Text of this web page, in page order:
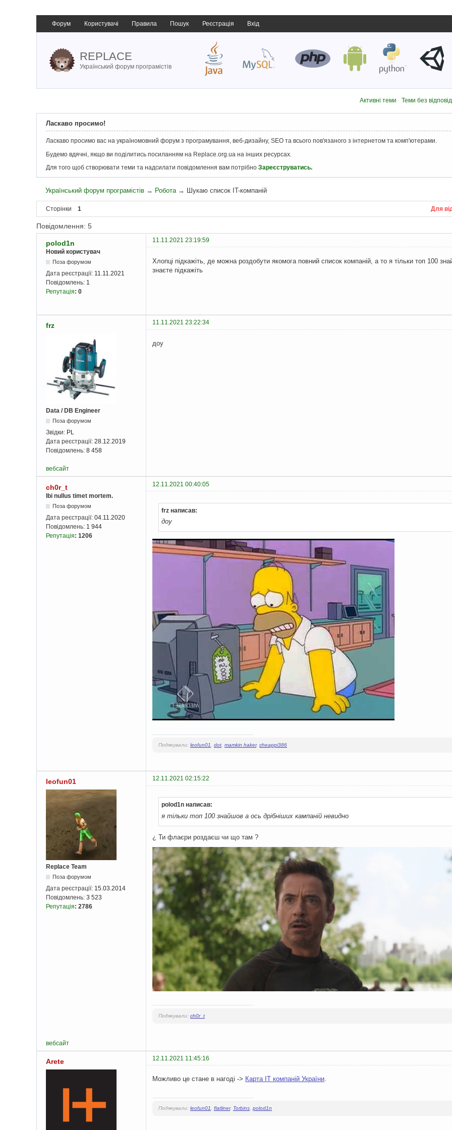
Форум Користувачі Правила Пошук Реєстрація Вхід
REPLACE
Український форум програмістів
Активні теми Теми без
Ласкаво просимо!
Ласкаво просимо вас на україномовний форум з програмування, веб-дизайну, SEO та всього пов'язаного з інтернетом та комп'ютерами.
Будемо вдячні, якщо ви поділитись посиланням на Replace.org.ua на інших ресурсах.
Для того щоб створювати теми та надсилати повідомлення вам потрібно Зареєструватись.
Український форум програмістів → Робота → Шукаю список IT-компаній
Сторінки 1 Для
Повідомлення: 5
polod1n
11.11.2021 23:19:59
Новий користувач
Поза форумом
Дата реєстрації: 11.11.2021
Повідомлень: 1
Репутація: 0
Хлопці підкажіть, де можна роздобути якомога повний список компаній, а то я тільки топ 100
знаєте підкажіть
frz 11.11.2021 23:22:34
Data / DB Engineer
Поза форумом
Звідки: PL
Дата реєстрації: 28.12.2019
Повідомлень: 8 458
доу
вебсайт
ch0r_t
12.11.2021 00:40:05
Ibi nullus timet mortem.
Поза форумом
Дата реєстрації: 04.11.2020
Повідомлень: 1 944
Репутація: 1206
frz написав:
доу
Подякували: leofun01, dot, mamkin haker, cheappi386
leofun01 12.11.2021 02:15:22
Replace Team
Поза форумом
Дата реєстрації: 15.03.2014
Повідомлень: 3 523
Репутація: 2786
polod1n написав:
я тільки топ 100 знайшов а ось дрібніших кампаній невидно
¿ Ти флаєри роздаєш чи що там ?
Подякували: ch0r_t
вебсайт
Arete 12.11.2021 11:45:16
Можливо це стане в нагоді -> Карта ІТ компаній України.
Подякували: leofun01, flatliner, Torbins, polod1n